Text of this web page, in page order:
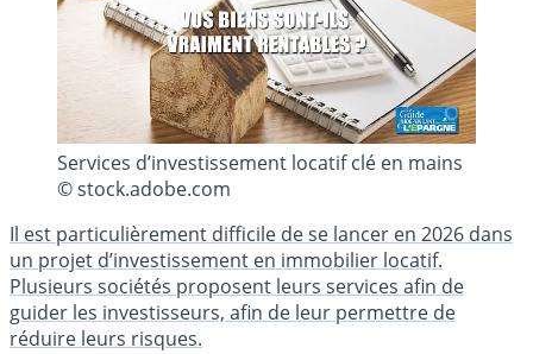
Services d’investissement locatif clé en mains
© stock.adobe.com
Il est particulièrement difficile de se lancer en 2026 dans
un projet d’investissement en immobilier locatif.
Plusieurs sociétés proposent leurs services afin de
guider les investisseurs, afin de leur permettre de
réduire leurs risques.